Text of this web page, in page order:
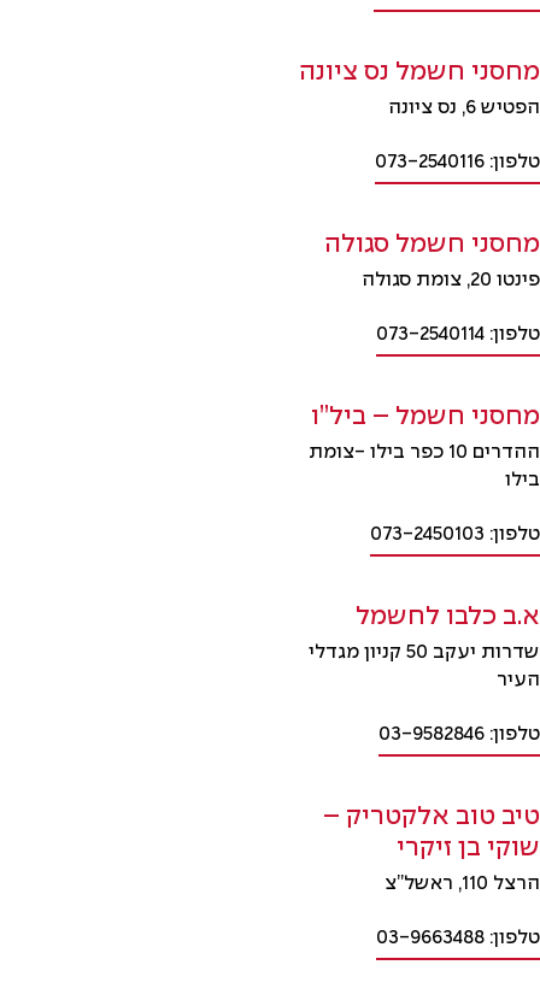
מחסני חשמל נס ציונה
הפטיש 6, נס ציונה
טלפון: 073-2540116
מחסני חשמל סגולה
פינטו 20, צומת סגולה
טלפון: 073-2540114
מחסני חשמל – ביל”ו
ההדרים 10 כפר בילו -צומת
בילו
טלפון: 073-2450103
א.ב כלבו לחשמל
שדרות יעקב 50 קניון מגדלי
העיר
טלפון: 03-9582846
טיב טוב אלקטריק –
שוקי בן זיקרי
הרצל 110, ראשל”צ
טלפון: 03-9663488